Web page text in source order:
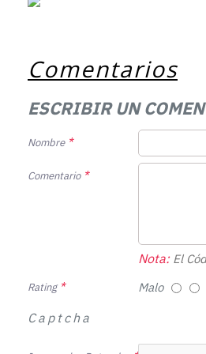
Comentarios
ESCRIBIR UN
Nombre
Comentario
Nota:El
Rating Malo
Captcha